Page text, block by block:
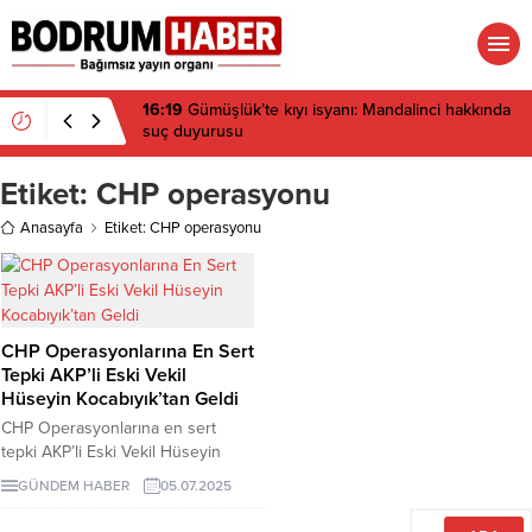
16:19 Gümüşlük’te kıyı isyanı: Mandalinci hakkında
suç duyurusu
Etiket: CHP operasyonu
Anasayfa Etiket: CHP operasyonu
CHP Operasyonlarına En Sert
Tepki AKP’li Eski Vekil
Hüseyin Kocabıyık’tan Geldi
CHP Operasyonlarına en sert
tepki AKP’li Eski Vekil Hüseyin
Kocabıyık’tan geldi. Sosyal medya
hesabından dikkat çeken
GÜNDEM HABER 05.07.2025